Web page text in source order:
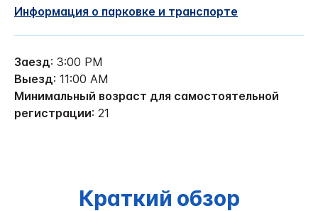
Информация о парковке и транспорте
Заезд: 3:00 PM
Выезд: 11:00 AM
Минимальный возраст для самостоятельной
регистрации: 21
Краткий обзор